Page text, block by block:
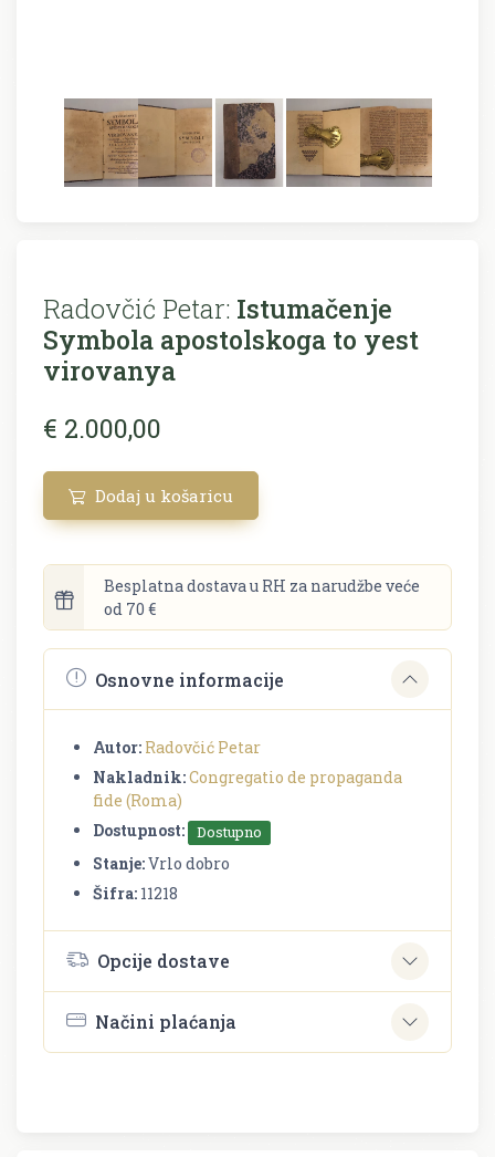
Radovčić Petar: Istumačenje
Symbola apostolskoga to yest
virovanya
€ 2.000,00
Dodaj u košaricu
Besplatna dostava u RH za narudžbe veće
od 70 €
Osnovne informacije
Autor: Radovčić Petar
Nakladnik:Congregatio de propaganda
fide (Roma)
Dostupnost:
Dostupno
Stanje:Vrlo dobro
Šifra: 11218
Opcije dostave
Načini plaćanja